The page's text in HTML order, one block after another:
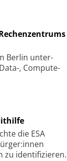
Ber­lin un­ter­
, Compute-
die ESA
zu identifizieren.